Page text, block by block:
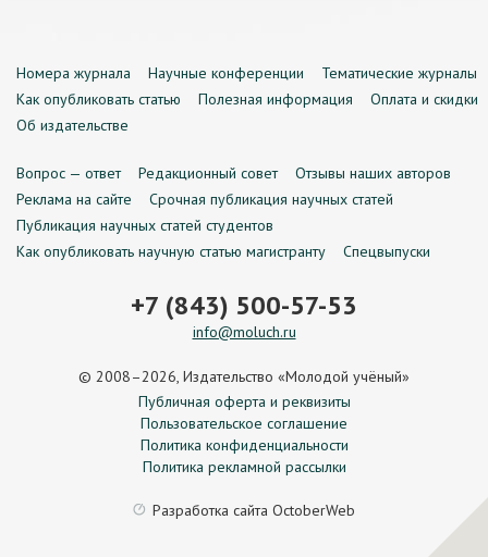
Номера журнала Научные конференции
Тематические журналы
Как опубликовать статью
Полезная информация
Оплата и скидки
Об издательстве
Вопрос — ответ Редакционный совет
Отзывы наших авторов
Реклама на сайте
Срочная публикация научных статей
Публикация научных статей студентов
Как опубликовать научную статью магистранту
Спецвыпуски
+7 (843) 500-57-53
info@moluch.ru
© 2008–2026, Издательство «Молодой учёный»
Публичная оферта и реквизиты
Пользовательское соглашение
Политика конфиденциальности
Политика рекламной рассылки
Разработка сайта OctoberWeb